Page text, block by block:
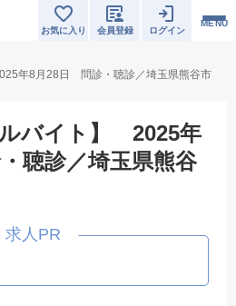
MENU
お気に入り 会員登録 ログイン
年8月28日 問診・聴診／埼玉県熊谷市
ルバイト】 2025年
聴診／埼玉県熊谷